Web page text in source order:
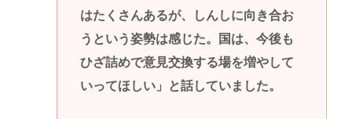
はたくさんあるが、しんしに向き合お
うという姿勢は感じた。国は、今後も
ひざ詰めで意見交換する場を増やして
いってほしい」と話していました。